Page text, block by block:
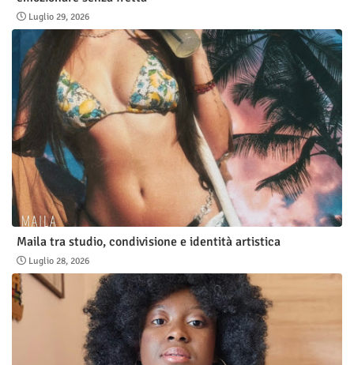
Luglio 29, 2026
Maila tra studio, condivisione e identità artistica
Luglio 28, 2026